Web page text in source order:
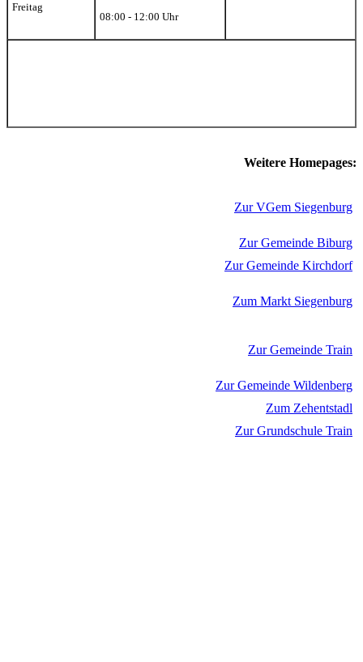
Freitag
08:00 - 12:00 Uhr
Weitere Homepages:
Zur VGem Siegenburg
Zur Gemeinde Biburg
Zur Gemeinde Kirchdorf
Zum Markt Siegenburg
Zur Gemeinde Train
Zur Gemeinde Wildenberg
Zum Zehentstadl
Zur Grundschule Train